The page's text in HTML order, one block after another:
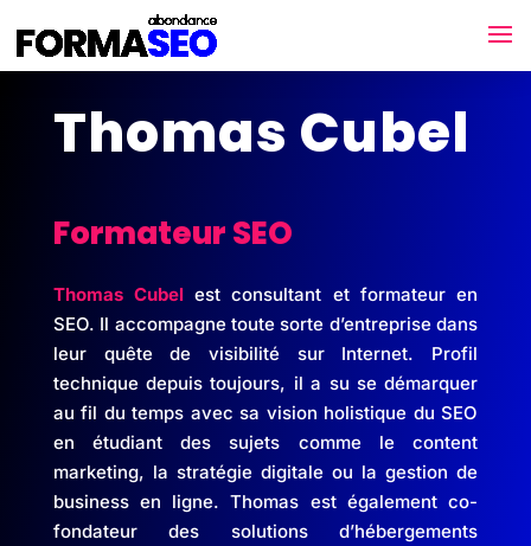
Thomas Cubel
Formateur SEO
Thomas Cubel est consultant et formateur en
SEO. Il accompagne toute sorte d’entreprise dans
leur quête de visibilité sur Internet. Profil
technique depuis toujours, il a su se démarquer
au fil du temps avec sa vision holistique du SEO
en étudiant des sujets comme le content
marketing, la stratégie digitale ou la gestion de
business en ligne. Thomas est également co-
fondateur des solutions d’hébergements